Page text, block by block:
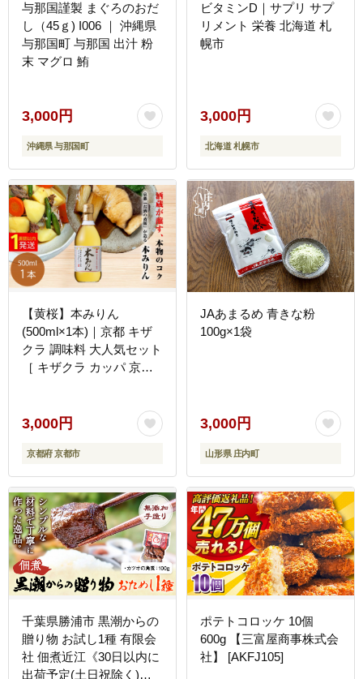
与那国謹製 まぐろのおだ
し（45ｇ) I006 ｜ 沖縄県
与那国町 与那国 出汁 粉
末 マグロ 鮪
3,000円
沖縄県 与那国町
ビタミンD｜サプリ サプ
リメント 栄養 北海道 札
幌市
3,000円
北海道 札幌市
【黄桜】本みりん
(500ml×1本)｜京都 キザ
クラ 調味料 大人気セット
［ キザクラ カッパ 京都
人気 おすすめ 定番 ギフ
ト プレゼント 贈答 おい
しい セット ご自宅用 お
取り寄せ ］
3,000円
京都府 京都市
JAあまるめ 青きな粉
100g×1袋
3,000円
山形県 庄内町
千葉県勝浦市 黒潮からの
贈り物 お試し1種 有限会
社 佃煮近江《30日以内に
出荷予定(土日祝除く)》
ポテトコロッケ 10個
600g 【三富屋商事株式会
社】 [AKFJ105]